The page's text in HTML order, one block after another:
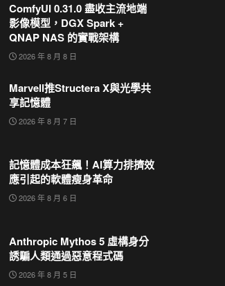
ComfyUI 0.31.0 盡收主流地端
影像模型，DGX Spark +
QNAP NAS 的實戰架構
2026 年 8 月 8 日
Marvell推Structera X與光學共
享記憶體
2026 年 8 月 7 日
記憶體成本狂飆！AI算力排擠效
應引起的軟體瘦身革命
2026 年 8 月 6 日
Anthropic Mythos 5 虛構身分
誘騙人類通過惡意程式碼
2026 年 8 月 5 日